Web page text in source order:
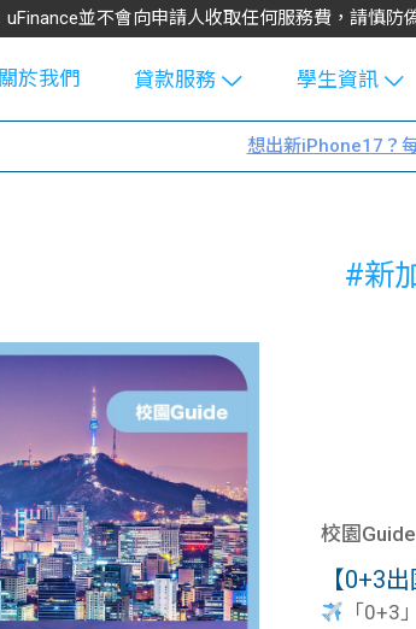
uFinance並不會向申請人收取任何服務費，請慎
關於我們
貸款服務
學生貸款
貸款
貸款計數
機
網上私人貸
款
貸款計數
機
學生資訊
Blog
大專生筍
Guide
學生貸款
101
想出新iPhone17？
#新
校園Guide
【0+3
「0+3